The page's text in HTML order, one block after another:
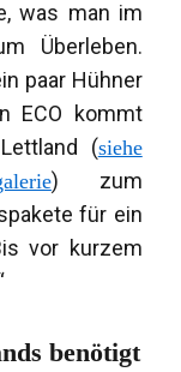
was man im
Überleben.
paar Hühner
ECO kommt
(siehe
) zum
für ein
vor kurzem
benötigt